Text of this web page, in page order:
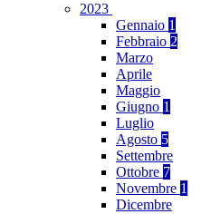
2023
Gennaio 1
Febbraio 2
Marzo
Aprile
Maggio
Giugno 1
Luglio
Agosto 5
Settembre
Ottobre 7
Novembre 1
Dicembre